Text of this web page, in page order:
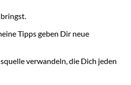
Tipps geben Dir neue
verwandeln, die Dich jeden